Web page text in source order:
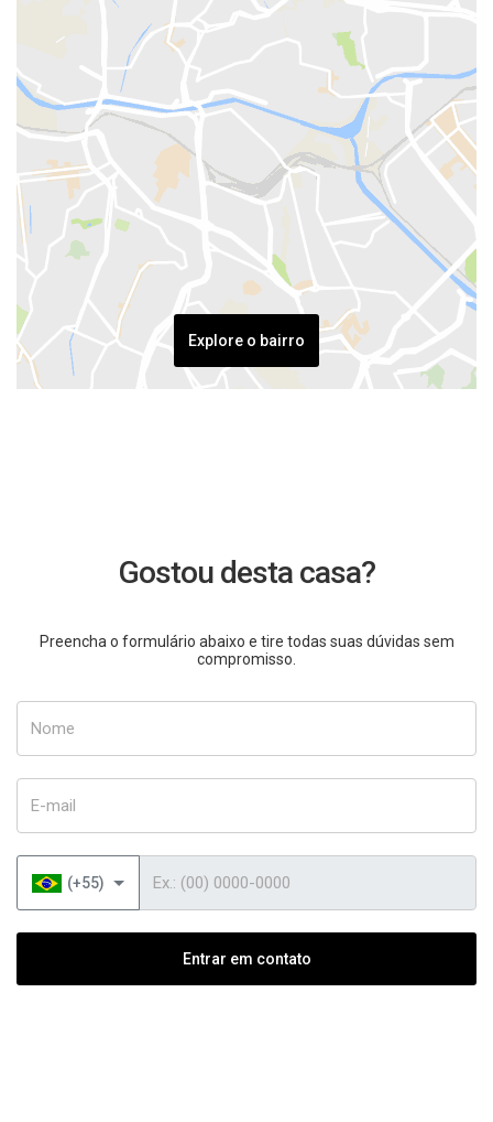
Explore o bairro
Gostou desta casa?
Preencha o formulário abaixo e tire todas suas dúvidas sem
compromisso.
(+55)
Entrar em contato